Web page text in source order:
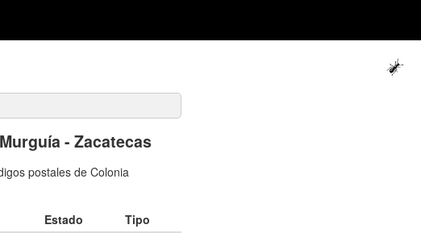
- Zacatecas
postales de Colonia
Estado
Tipo